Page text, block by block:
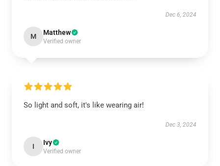
Dec 6, 2024
M Matthew
Verified owner
So light and soft, it's like wearing air!
Dec 3, 2024
I Ivy
Verified owner